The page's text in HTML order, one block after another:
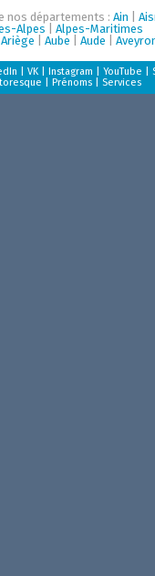
nos départements : Ain
Alpes
Alpes-Maritimes
Ariège Aube Aude
VK| Instagram YouTube
Prénoms| Services